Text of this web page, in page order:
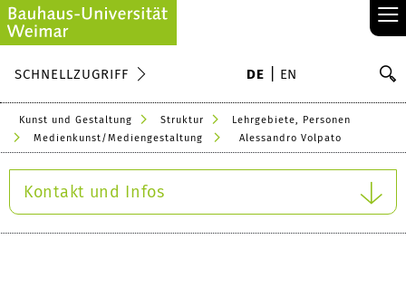
≡
SCHNELLZUGRIFF DE EN
Kunst und Gestaltung Struktur
Lehrgebiete, Personen
Medienkunst/Mediengestaltung
Alessandro Volpato
Kontakt und Infos